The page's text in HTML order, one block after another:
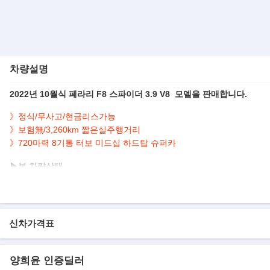
차량설명
2022년 10월식 페라리 F8 스파이더 3.9 V8 모델을 판매합니다.
》 정식/무사고/현금리스가능
》
보험無/3,260km 짧은실주행거리
》 720마력 8기통 터보 미드십 하드탑 슈퍼카
▶본 차량상태..
- 3,260km 실주행
- 짧은주행 및 최상급
- 720마력 강력한 성능과 오픈 에어링의 조화
신차가격표
양희윤 인증딜러